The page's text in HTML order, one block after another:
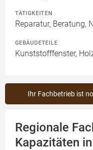
TÄTIGKEITEN
Reparatur, Beratung,
GEBÄUDETEILE
Kunststofffenster,
Ihr Fachbetrieb ist
Regionale
Kapazitäten